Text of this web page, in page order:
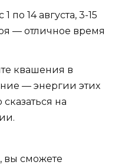
1 по 14 августа, 3-15
— отличное время
квашения в
— энергии этих
на
вы сможете